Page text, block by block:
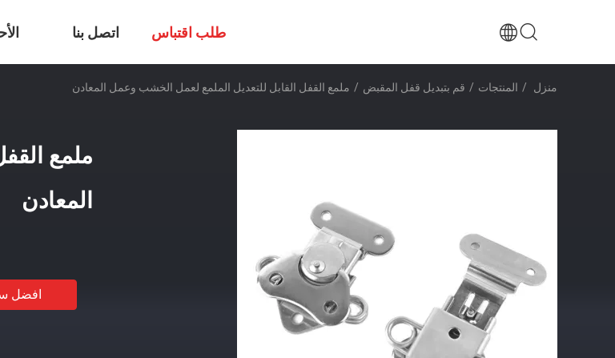
اتصل بنا طلب اقتباس
منزل / المنتجات / قم بتبديل قفل المقبض / ملمع القفل القابل للتعديل الملمع لعمل الخشب وعمل المعادن
ملمع
المعادن
افضل